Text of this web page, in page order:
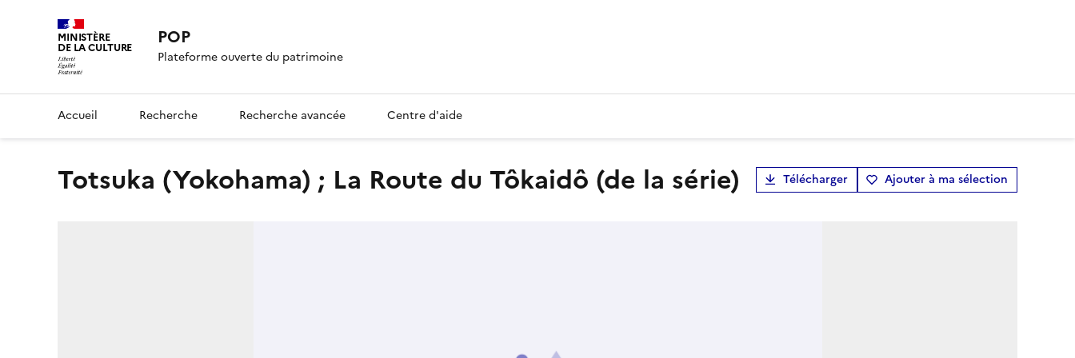
MINISTÈRE
DE LA CULTURE POP
Plateforme ouverte du patrimoine
Accueil Recherche Recherche avancée Centre d'aide
Totsuka (Yokohama) ; La Route du Tôkaidô (de la série) Télécharger Ajouter à ma sélection